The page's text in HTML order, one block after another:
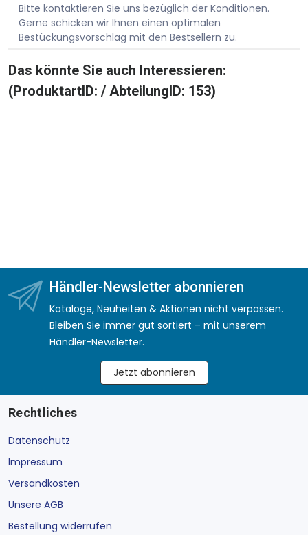
Bitte kontaktieren Sie uns bezüglich der Konditionen.
Gerne schicken wir Ihnen einen optimalen
Bestückungsvorschlag mit den Bestsellern zu.
Das könnte Sie auch Interessieren:
(ProduktartID: / AbteilungID: 153)
Händler-Newsletter abonnieren
Kataloge, Neuheiten & Aktionen nicht verpassen.
Bleiben Sie immer gut sortiert – mit unserem
Händler-Newsletter.
Jetzt abonnieren
Rechtliches
Datenschutz
Impressum
Versandkosten
Unsere AGB
Bestellung widerrufen